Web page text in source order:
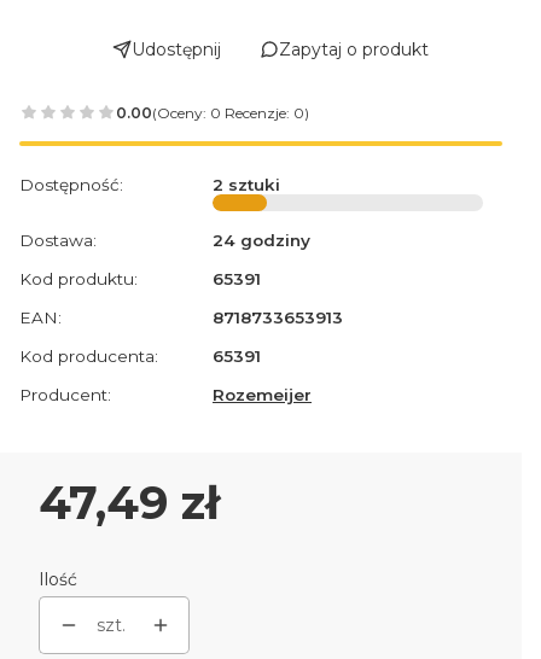
Udostępnij Zapytaj o produkt
0.00(Oceny: 0 Recenzje: 0)
Dostępność: 2 sztuki
Dostawa:
24 godziny
Kod produktu:
65391
EAN:
8718733653913
Kod producenta:
65391
Producent:
Rozemeijer
Cena
47,49 zł
Ilość
szt.